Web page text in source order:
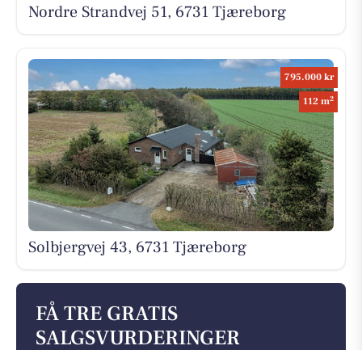
Nordre Strandvej 51, 6731 Tjæreborg
795.000 kr
112 m2
Solbjergvej 43, 6731 Tjæreborg
FÅ TRE GRATIS
SALGSVURDERINGER